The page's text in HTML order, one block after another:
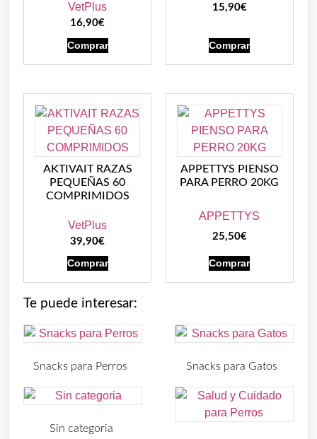
VetPlus
16,90€
Comprar
15,90€
Comprar
AKTIVAIT RAZAS
PEQUEÑAS 60
COMPRIMIDOS
VetPlus
39,90€
Comprar
APPETTYS PIENSO
PARA PERRO 20KG
APPETTYS
25,50€
Comprar
Te puede interesar:
Snacks para Perros Snacks para Gatos
Sin categoria